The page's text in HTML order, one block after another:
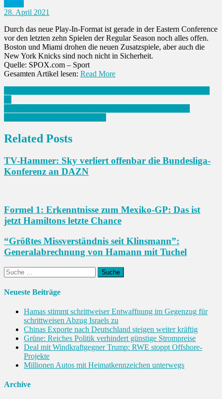
Sports
28. April 2021
Durch das neue Play-In-Format ist gerade in der Eastern Conference
vor den letzten zehn Spielen der Regular Season noch alles offen.
Boston und Miami drohen die neuen Zusatzspiele, aber auch die
New York Knicks sind noch nicht in Sicherheit.
Quelle: SPOX.com – Sport
Gesamten Artikel lesen: Read More
Beitrags-
Navigation
Related Posts
TV-Hammer: Sky verliert offenbar die Bundesliga-
Konferenz an DAZN
Formel 1: Erkenntnisse zum Mexiko-GP: Das ist
jetzt Hamiltons letzte Chance
“Größtes Missverständnis seit Klinsmann”:
Generalabrechnung von Hamann mit Tuchel
Suche
nach:
Neueste Beiträge
Hamas stimmt schrittweiser Entwaffnung im Gegenzug für
schrittweisen Abzug Israels zu
Chinas Exporte nach Deutschland steigen weiter kräftig
Grüne: Reiches Politik verhindert günstige Strompreise
Deal mit Windkraftgegner Trump: RWE stoppt Offshore-
Projekte
Millionen Autos mit Heimatkennzeichen unterwegs
Archive